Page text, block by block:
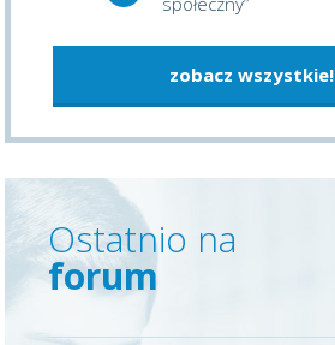
zobacz wszystkie!
Ostatnio na
forum